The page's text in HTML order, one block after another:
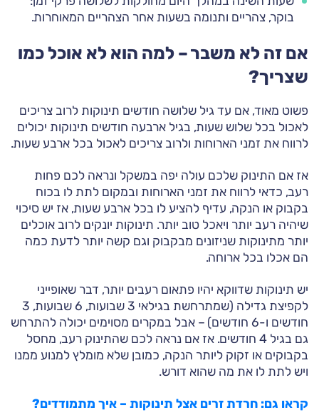
בוקר, צהריים ותנומה בשעות אחר הצהריים המאוחרות.
אם זה לא משבר – למה הוא לא אוכל כמו
שצריך?
פשוט מאוד, אם עד גיל שלושה חודשים תינוקות לרוב צריכים
לאכול בכל שלוש שעות, בגיל ארבעה חודשים תינוקות יכולים
לרווח את זמני הארוחות ולרוב צריכים לאכול בכל ארבע שעות.
אז אם התינוק שלכם עולה יפה במשקל ונראה לכם פחות
רעב, כדאי לרווח את זמני הארוחות ובמקום לתת לו בכוח
בקבוק או הנקה, עדיף להציע לו בכל ארבע שעות, אז יש סיכוי
שיהיה רעב יותר ויאכל טוב יותר. תינוקות יונקים לרוב אוכלים
יותר מתינוקות שניזונים מבקבוק וגם קשה יותר לדעת כמה
הם אכלו בכל ארוחה.
יש תינוקות שדווקא יהיו פתאום רעבים יותר, דבר שאופייני
לקפיצת גדילה (שמתרחשת בגילאי 3 שבועות, 6 שבועות, 3
חודשים ו-6 חודשים) – אבל במקרים מסוימים יכולה להתרחש
גם בגיל 4 חודשים. אז אם נראה לכם שהתינוק רעב, מחסל
בקבוקים או זקוק ליותר הנקה, כמובן שלא מומלץ למנוע ממנו
ויש לתת לו את מה שהוא דורש.
קראו גם: חרדת זרים אצל תינוקות – איך מתמודדים?